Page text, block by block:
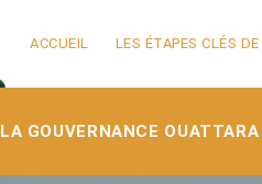
ACCUEIL LES ÉTAPES CLÉS
LA GOUVERNANCE OUATTARA